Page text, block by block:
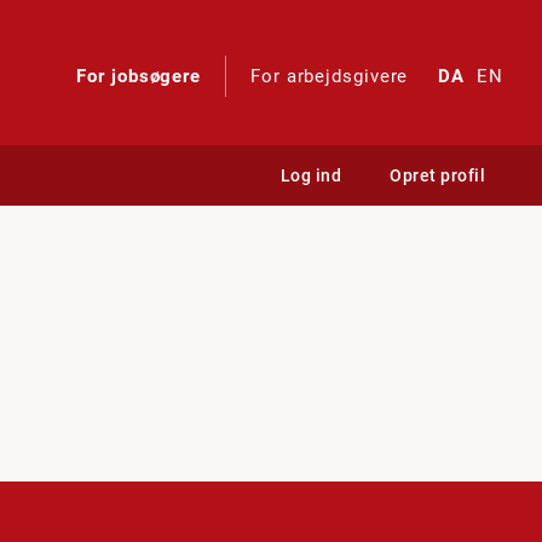
For jobsøgere For arbejdsgivere DA EN
Log ind Opret profil